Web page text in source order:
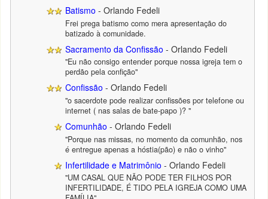
Batismo - Orlando Fedeli
Frei prega batismo como mera apresentação do
batizado à comunidade.
Sacramento da Confissão - Orlando Fedeli
"Eu não consigo entender porque nossa igreja tem o
perdão pela confição"
Confissão - Orlando Fedeli
"o sacerdote pode realizar confissões por telefone ou
internet ( nas salas de bate-papo )? "
Comunhão - Orlando Fedeli
"Porque nas missas, no momento da comunhão, nos
é entregue apenas a hóstia(pão) e não o vinho"
Infertilidade e Matrimônio - Orlando Fedeli
"UM CASAL QUE NÃO PODE TER FILHOS POR
INFERTILIDADE, É TIDO PELA IGREJA COMO UMA